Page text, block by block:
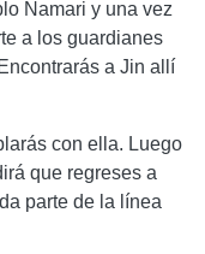
Namari y una vez
a los guardianes
a Jin allí
con ella. Luego
que regreses a
parte de la línea